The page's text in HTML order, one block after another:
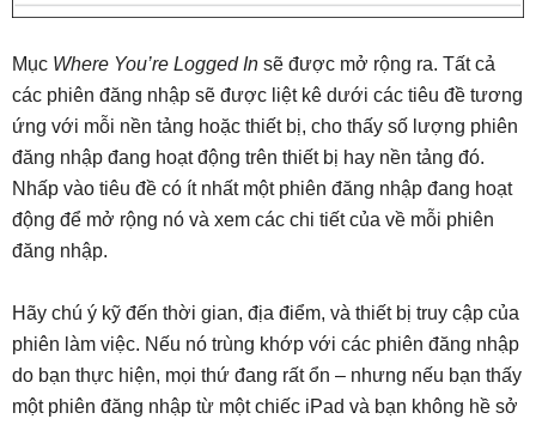
Mục Where You’re Logged In sẽ được mở rộng ra. Tất cả
các phiên đăng nhập sẽ được liệt kê dưới các tiêu đề tương
ứng với mỗi nền tảng hoặc thiết bị, cho thấy số lượng phiên
đăng nhập đang hoạt động trên thiết bị hay nền tảng đó.
Nhấp vào tiêu đề có ít nhất một phiên đăng nhập đang hoạt
động để mở rộng nó và xem các chi tiết của về mỗi phiên
đăng nhập.
Hãy chú ý kỹ đến thời gian, địa điểm, và thiết bị truy cập của
phiên làm việc. Nếu nó trùng khớp với các phiên đăng nhập
do bạn thực hiện, mọi thứ đang rất ổn – nhưng nếu bạn thấy
một phiên đăng nhập từ một chiếc iPad và bạn không hề sở